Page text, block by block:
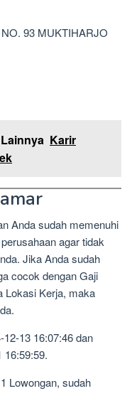
93 MUKTIHARJO
Karir
Anda sudah memenuhi
agar tidak
Jika Anda sudah
cocok dengan Gaji
Lokasi Kerja, maka
13 16:07:46 dan
Lowongan, sudah